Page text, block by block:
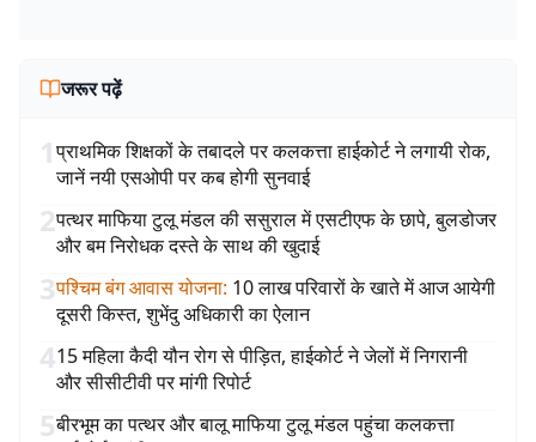
जरूर पढ़ें
1प्राथमिक शिक्षकों के तबादले पर कलकत्ता हाईकोर्ट ने लगायी रोक,
जानें नयी एसओपी पर कब होगी सुनवाई
2पत्थर माफिया टुलू मंडल की ससुराल में एसटीएफ के छापे, बुलडोजर
और बम निरोधक दस्ते के साथ की खुदाई
3पश्चिम बंग आवास योजना: 10 लाख परिवारों के खाते में आज आयेगी
दूसरी किस्त, शुभेंदु अधिकारी का ऐलान
415 महिला कैदी यौन रोग से पीड़ित, हाईकोर्ट ने जेलों में निगरानी
और सीसीटीवी पर मांगी रिपोर्ट
5बीरभूम का पत्थर और बालू माफिया टुलू मंडल पहुंचा कलकत्ता